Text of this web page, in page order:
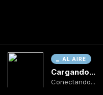
AL AIRE
Cargando...
Conectando...